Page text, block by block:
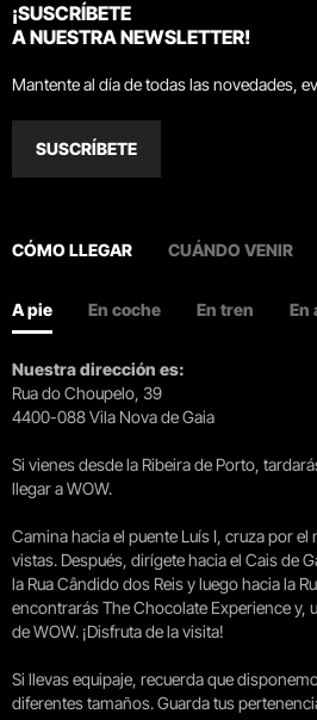
¡SUSCRÍBETE
A NUESTRA NEWSLETTER!
Mantente al día de todas las novedades,
SUSCRÍBETE
CÓMO LLEGAR CUÁNDO VENIR
A pie En coche En tren En
Nuestra dirección es:
Rua do Choupelo, 39
4400-088 Vila Nova de Gaia
Si vienes desde la Ribeira de Porto,
llegar a WOW.
Camina hacia el puente Luís I, cruza por
vistas. Después, dirígete hacia el Cais de
la Rua Cândido dos Reis y luego hacia la
encontrarás The Chocolate Experience y,
de WOW. ¡Disfruta de la visita!
Si llevas equipaje, recuerda que
diferentes tamaños. Guarda tus